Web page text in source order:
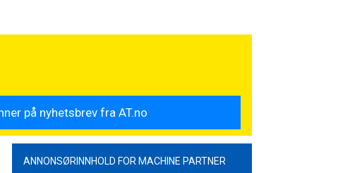
ANNONSØRINNHOLD FOR MACHINE PARTNER